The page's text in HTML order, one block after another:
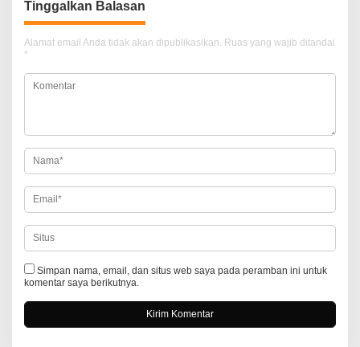
g
a
s
o
s
Tinggalkan Balasan
Alamat email Anda tidak akan dipublikasikan. Ruas yang wajib ditandai
*
Simpan nama, email, dan situs web saya pada peramban ini untuk
komentar saya berikutnya.